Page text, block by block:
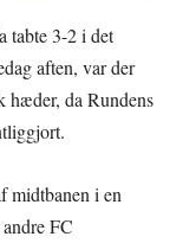
tabte 3-2 i det
aften, var der
hæder, da Rundens
midtbanen i en
FC